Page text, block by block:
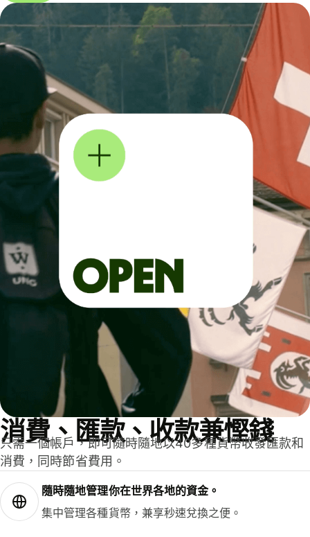
消費、匯款、收款兼慳錢
只需一個帳戶，即可隨時隨地以40多種貨幣收發匯款和
消費，同時節省費用。
隨時隨地管理你在世界各地的資金。
集中管理各種貨幣，兼享秒速兌換之便。